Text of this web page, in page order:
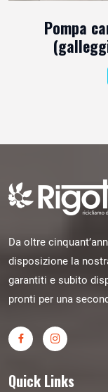
Pompa
Da oltre
disposizione la
garantiti e subito
pronti per una
Quick Links